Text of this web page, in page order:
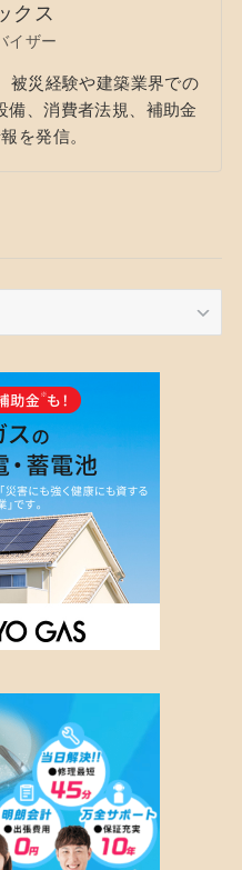
クス
イザー
被災経験や建築業界での
備、消費者法規、補助金
を発信。